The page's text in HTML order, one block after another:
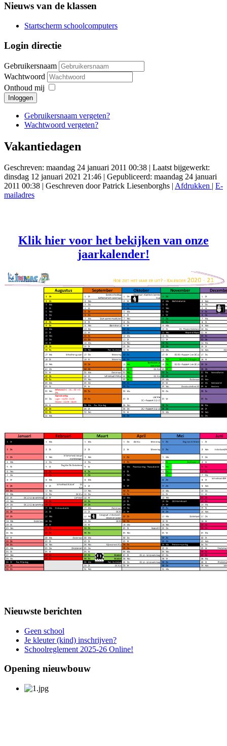
Nieuws van de klassen
Startscherm schoolcomputers
Login directie
Gebruikersnaam
Wachtwoord
Onthoud mij
Inloggen
Gebruikersnaam vergeten?
Wachtwoord vergeten?
Vakantiedagen
Geschreven: maandag 24 januari 2011 00:38 | Laatst bijgewerkt:
dinsdag 12 januari 2021 21:46 | Gepubliceerd: maandag 24 januari
2011 00:38 | Geschreven door Patrick Liesenborghs | Afdrukken | E-
mailadres
Klik hier voor het bekijken van onze
jaarkalender!
Nieuwste berichten
Geen school
Je kleuter (kind) inschrijven?
Schoolreglement 2025-26 Online!
Opening nieuwbouw